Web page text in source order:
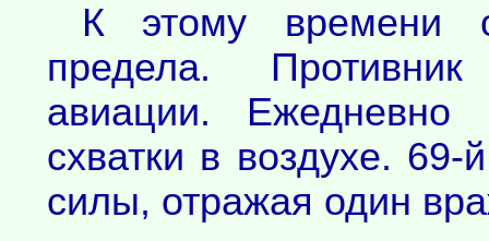
К этому времени
предела.
авиации. Ежедневно
схватки в воздухе.
силы, отражая один